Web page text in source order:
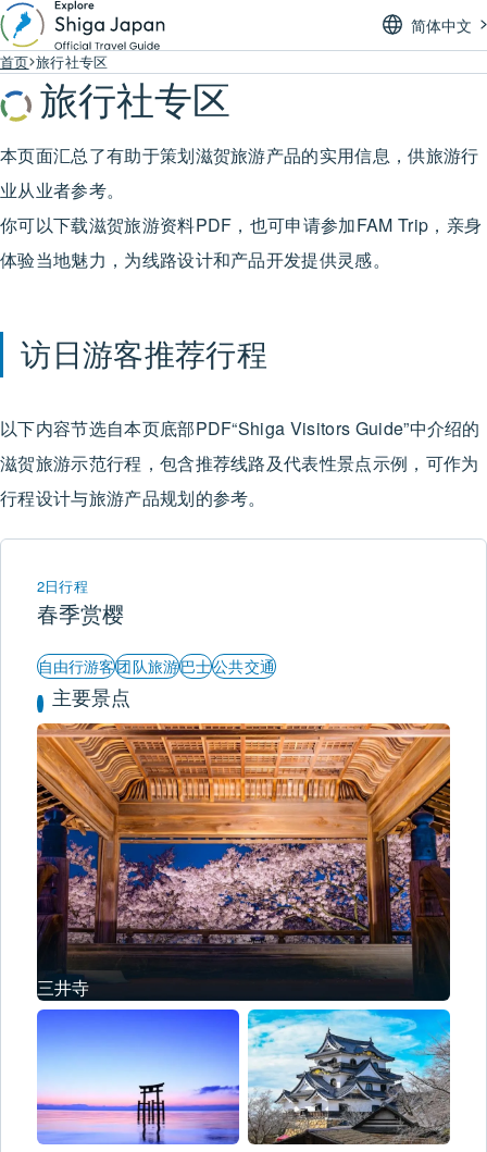
简体中文
首页 旅行社专区
旅行社专区
本页面汇总了有助于策划滋贺旅游产品的实用信息，供旅游行
业从业者参考。
你可以下载滋贺旅游资料PDF，也可申请参加FAM Trip，亲身
体验当地魅力，为线路设计和产品开发提供灵感。
访日游客推荐行程
以下内容节选自本页底部PDF“Shiga Visitors Guide”中介绍的
滋贺旅游示范行程，包含推荐线路及代表性景点示例，可作为
行程设计与旅游产品规划的参考。
春季赏樱
2日行程
自由行游客团队旅游巴士公共交通
主要景点
三井寺